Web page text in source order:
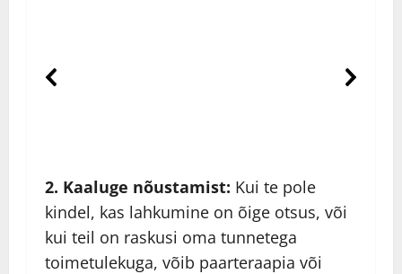
2. Kaaluge nõustamist: Kui te pole
kindel, kas lahkumine on õige otsus, või
kui teil on raskusi oma tunnetega
toimetulekuga, võib paarteraapia või